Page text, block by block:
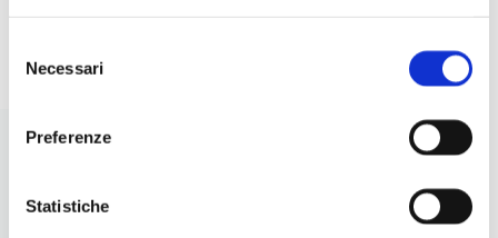
delNecessari
Preferenze
Statistiche
LEGGI